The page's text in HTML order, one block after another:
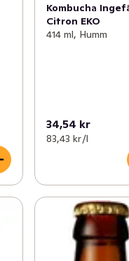
Kombucha
Citron EKO
414 ml, Humm
34,54 kr
83,43 kr /l